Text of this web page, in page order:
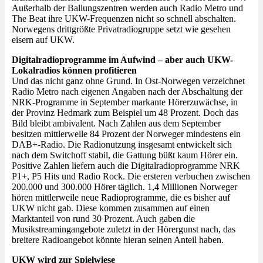
Außerhalb der Ballungszentren werden auch Radio Metro und
The Beat ihre UKW-Frequenzen nicht so schnell abschalten.
Norwegens drittgrößte Privatradiogruppe setzt wie gesehen
eisern auf UKW.
Digitalradioprogramme im Aufwind – aber auch UKW-
Lokalradios können profitieren
Und das nicht ganz ohne Grund. In Ost-Norwegen verzeichnet
Radio Metro nach eigenen Angaben nach der Abschaltung der
NRK-Programme in September markante Hörerzuwächse, in
der Provinz Hedmark zum Beispiel um 48 Prozent. Doch das
Bild bleibt ambivalent. Nach Zahlen aus dem September
besitzen mittlerweile 84 Prozent der Norweger mindestens ein
DAB+-Radio. Die Radionutzung insgesamt entwickelt sich
nach dem Switchoff stabil, die Gattung büßt kaum Hörer ein.
Positive Zahlen liefern auch die Digitalradioprogramme NRK
P1+, P5 Hits und Radio Rock. Die ersteren verbuchen zwischen
200.000 und 300.000 Hörer täglich. 1,4 Millionen Norweger
hören mittlerweile neue Radioprogramme, die es bisher auf
UKW nicht gab. Diese kommen zusammen auf einen
Marktanteil von rund 30 Prozent. Auch gaben die
Musikstreamingangebote zuletzt in der Hörergunst nach, das
breitere Radioangebot könnte hieran seinen Anteil haben.
UKW wird zur Spielwiese